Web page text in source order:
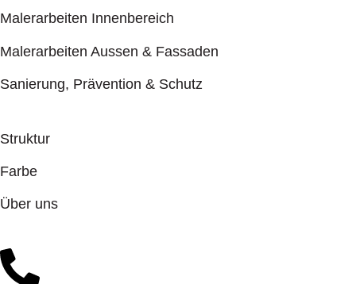
Malerarbeiten Innenbereich
Malerarbeiten Aussen & Fassaden
Sanierung, Prävention & Schutz
Struktur
Farbe
Über uns